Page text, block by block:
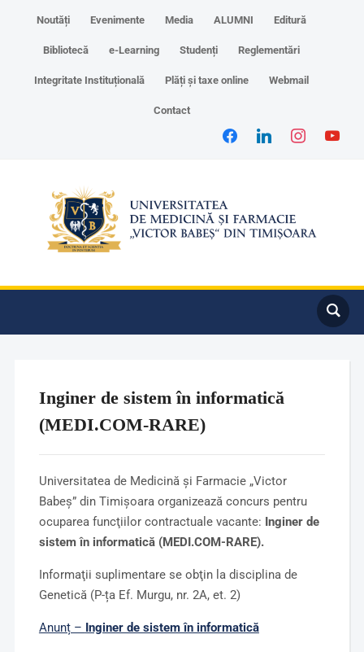
Noutăți Evenimente Media ALUMNI Editură
Bibliotecă e-Learning Studenți Reglementări
Integritate Instituțională Plăți și taxe online Webmail
Contact
Inginer de sistem în informatică
(MEDI.COM-RARE)
Universitatea de Medicină şi Farmacie „Victor
Babeş” din Timişoara organizează concurs pentru
ocuparea funcţiilor contractuale vacante: Inginer de
sistem în informatică (MEDI.COM-RARE).
Informaţii suplimentare se obţin la disciplina de
Genetică (P-ța Ef. Murgu, nr. 2A, et. 2)
Anunț – Inginer de sistem în informatică